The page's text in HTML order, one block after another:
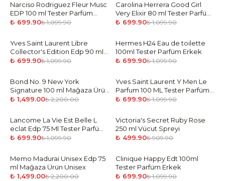
-36%
Narciso Rodriguez Fleur Musc
EDP 100 ml Tester Parfüm
Kadın
₺ 699.90₺ 1,099.90
-36%
Carolina Herrera Good Girl
Very Elixir 80 ml Tester Parfüm
Kadın
₺ 699.90₺ 1,099.90
-36%
Yves Saint Laurent Libre
Collector's Edition Edp 90 ml
Tester Parfüm Kadın
₺ 699.90₺ 1,099.90
-36%
Hermes H24 Eau de toilette
100ml Tester Parfüm Erkek
₺ 699.90₺ 1,099.90
-32 %
Bond No. 9 New York
Signature 100 ml Mağaza Ürün
Unisex
₺ 1,499.00₺ 2,200.00
-36%
Yves Saint Laurent Y Men Le
Parfum 100 ML Tester Parfüm
Erkek
₺ 699.90₺ 1,099.90
-36%
Lancome La Vie Est Belle L
eclat Edp 75 Ml Tester Parfüm
Kadın
₺ 699.90₺ 1,099.90
-45%
Victoria's Secret Ruby Rose
250 ml Vücut Spreyi
₺ 499.90₺ 909.90
-32%
Memo Madurai Unisex Edp 75
ml Mağaza Ürün Unisex
₺ 1,499.00₺ 2,200.00
-36%
Clinique Happy Edt 100ml
Tester Parfüm Erkek
₺ 699.90₺ 1,099.90